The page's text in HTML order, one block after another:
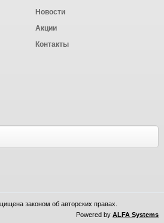
Новости
Акции
Контакты
законом об авторских правах.
Powered by ALFA Systems